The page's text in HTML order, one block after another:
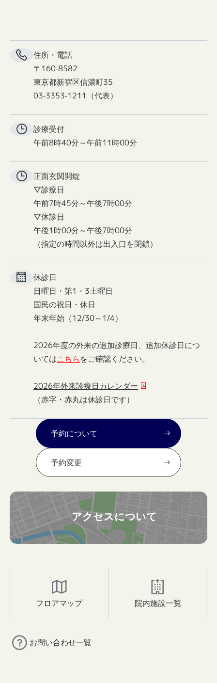
住所・電話
〒160-8582
東京都新宿区信濃町35
03-3353-1211（代表）
診療受付
午前8時40分～午前11時00分
正面玄関開錠
▽診療日
午前7時45分～午後7時00分
▽休診日
午後1時00分～午後7時00分
（指定の時間以外は出入口を閉鎖）
休診日
日曜日・第1・3土曜日
国民の祝日・休日
年末年始（12/30～1/4）
2026年度の外来の追加診療日、追加休診日につ
いてはこちらをご確認ください。
2026年外来診療日カレンダー
（赤字・赤丸は休診日です）
予約について
予約変更
アクセスについて
フロアマップ 院内施設一覧
お問い合わせ一覧